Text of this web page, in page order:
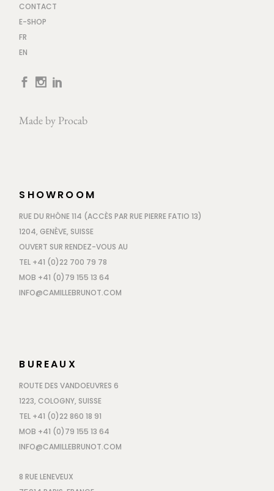
CONTACT
E-SHOP
FR
EN
Made by Procab
SHOWROOM
RUE DU RHÔNE 114 (ACCÈS PAR RUE PIERRE FATIO 13)
1204, GENÈVE, SUISSE
OUVERT SUR RENDEZ-VOUS AU
TEL +41 (0)22 700 79 78
MOB +41 (0)79 155 13 64
INFO@CAMILLEBRUNOT.COM
BUREAUX
ROUTE DES VANDOEUVRES 6
1223, COLOGNY, SUISSE
TEL +41 (0)22 860 18 91
MOB +41 (0)79 155 13 64
INFO@CAMILLEBRUNOT.COM
8 RUE LENEVEUX